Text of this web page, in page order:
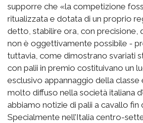
supporre che «la competizione
ritualizzata e dotata di un proprio
detto, stabilire ora, con precisione,
non è oggettivamente possibile -
tuttavia, come dimostrano svariati
con palii in premio costituivano un
esclusivo appannaggio della classe
molto diffuso nella società italiana
abbiamo notizie di palii a cavallo fin
Specialmente nell’Italia centro-